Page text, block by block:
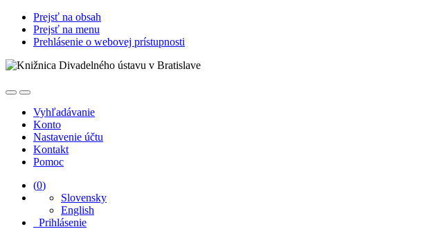
Prejsť na obsah
Prejsť na menu
Prehlásenie o webovej prístupnosti
Vyhľadávanie
Konto
Nastavenie účtu
Kontakt
Pomoc
(0)
Slovensky
English
Prihlásenie